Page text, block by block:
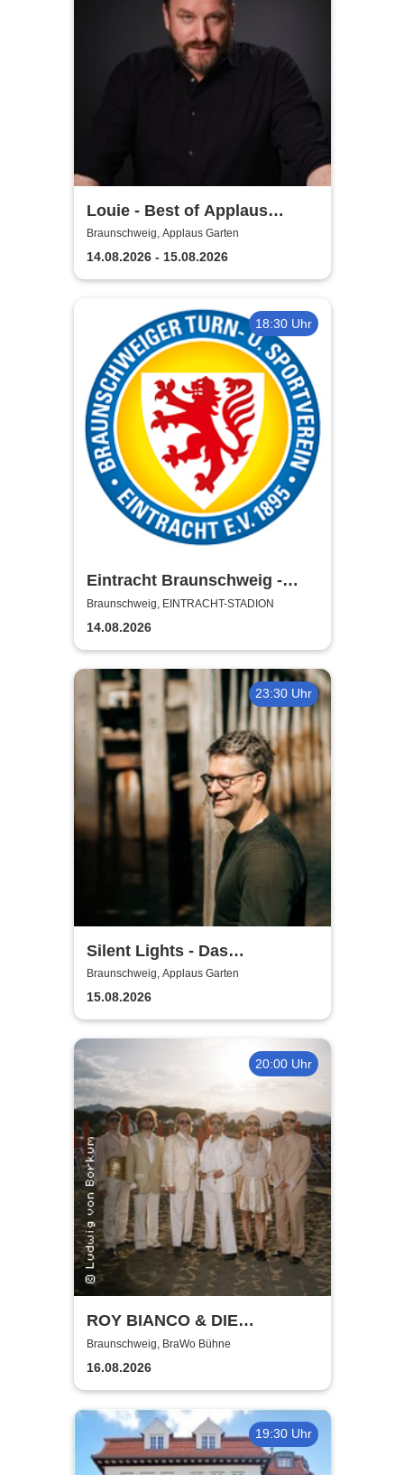
Louie - Best of Applaus
Garten
Braunschweig, Applaus Garten
14.08.2026 - 15.08.2026
18:30 Uhr
Eintracht Braunschweig -
Saison 2026/27
Braunschweig, EINTRACHT-STADION
14.08.2026
23:30 Uhr
Silent Lights - Das
Mitternachtskonzert
Braunschweig, Applaus Garten
15.08.2026
20:00 Uhr
ROY BIANCO & DIE
ABBRUNZATI BOYS - LIVE
2026
Braunschweig, BraWo Bühne
16.08.2026
19:30 Uhr